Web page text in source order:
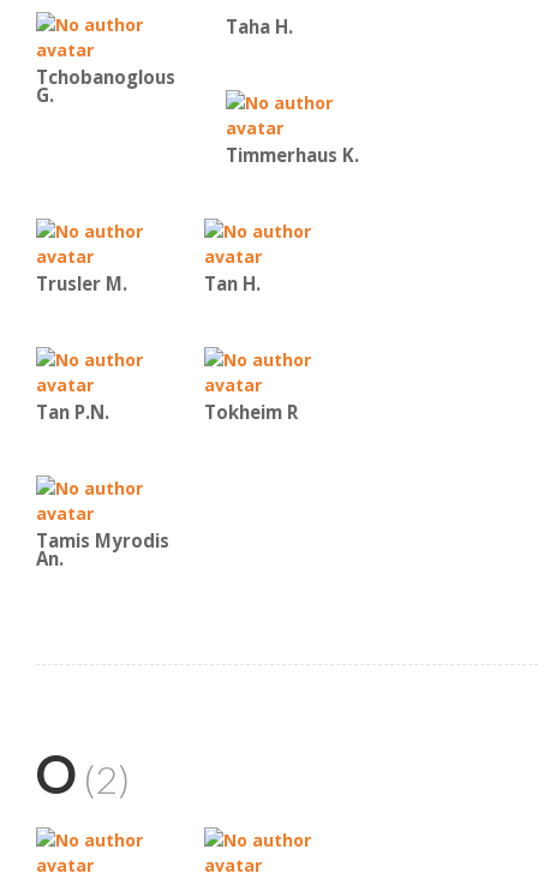
Tchobanoglous
G.
Taha H.
Timmerhaus K.
Trusler M. Tan H.
Tan P.N. Tokheim R
Tamis Myrodis
An.
O (2)